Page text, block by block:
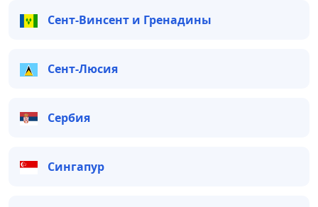
Сент-Винсент и Гренадины
Сент-Люсия
Сербия
Сингапур